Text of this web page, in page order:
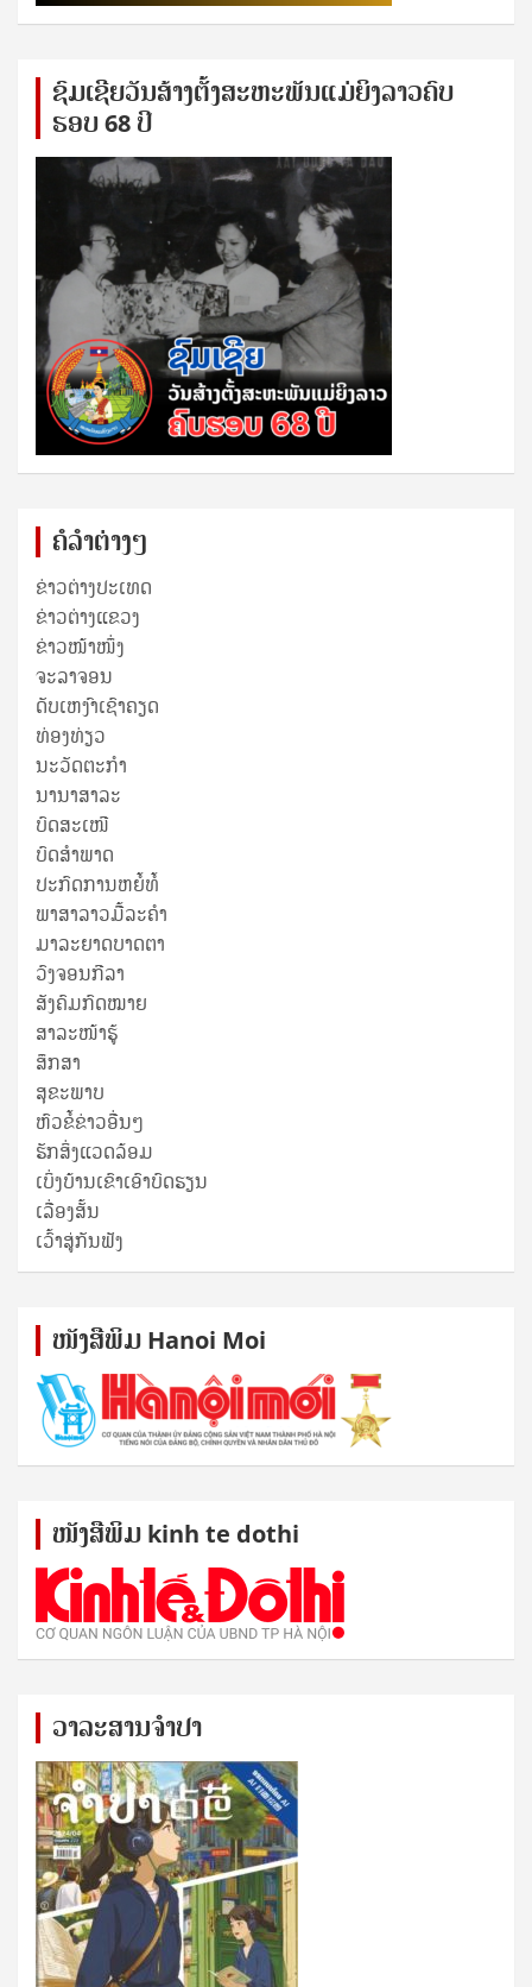
ຊົ​ມ​ເຊີຍ​ວັນ​ສ້າງ​ຕັ້ງ​ສະ​ຫະ​ພັນ​ແມ່​ຍິງ​​ລາວຄົບ​
ຮອບ 68 ປິ
ຄໍລຳຕ່າງໆ
ຂ່າວຕ່າງປະເທດ
ຂ່າວ​ຕ່າງ​ແຂວງ
ຂ່າວໜ້າໜຶ່ງ
ຈະລາຈອນ
ດັບເຫງົາເຊົາຄຽດ
ທ່ອງທ່ຽວ
ນະວັດຕະກໍາ
ນານາສາລະ
ບົດສະເໜີ
ບົດສໍາພາດ
ປະກົດການຫຍໍ້ທໍ້
ພາສາລາວມື້ລະຄຳ
ມາລະຍາດບາດຕາ
ວົງຈອນກີລາ
ສັງຄົມກົດໝາຍ
ສາລະໜ້າຮູ້
ສຶກສາ
ສຸ​ຂະ​ພາບ
ຫົວຂໍ້ຂ່າວອື່ນໆ
ຮັກສິ່ງແວດລ້ອມ
ເບິ່ງບ້ານເຂົາເອົາບົດຮຽນ
ເລື່ອງສັ້ນ
ເວົ້າສູ່ກັນຟັງ
ໜັງ​ສື​ພິມ Hanoi Moi
ໜັງ​ສື​ພິມ kinh te dothi
ວາລະສານຈຳປາ